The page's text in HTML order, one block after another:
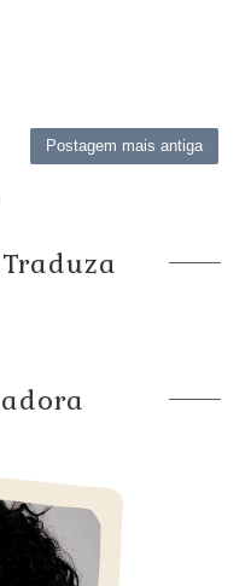
Postagem mais antiga